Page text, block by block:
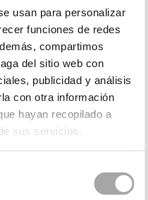
usan para personalizar
funciones de redes
compartimos
del sitio web con
publicidad y análisis
con otra información
hayan recopilado a
sus servicios.